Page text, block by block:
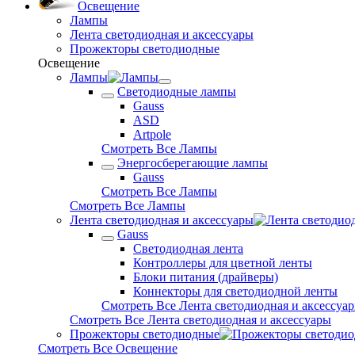
Освещение
Лампы
Лента светодиодная и аксессуары
Прожекторы светодиодные
Освещение
Лампы
Светодиодные лампы
Gauss
ASD
Artpole
Смотреть Все Лампы
Энергосберегающие лампы
Gauss
Смотреть Все Лампы
Смотреть Все Лампы
Лента светодиодная и аксессуары
Gauss
Светодиодная лента
Контроллеры для цветной ленты
Блоки питания (драйверы)
Коннекторы для светодиодной ленты
Смотреть Все Лента светодиодная и
Смотреть Все Лента светодиодная и аксессуары
Прожекторы светодиодные
Смотреть Все Освещение